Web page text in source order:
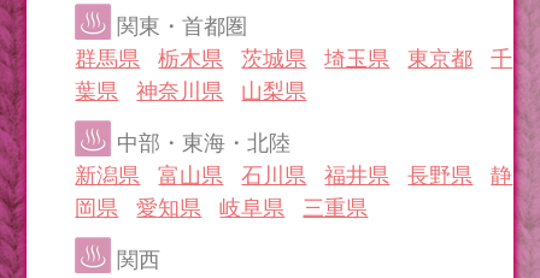
関東・首都圏
群馬県
栃木県 茨城県 埼玉県 東京都
千
葉県
神奈川県 山梨県
中部・東海・北陸
新潟県
富山県 石川県 福井県 長野県
静
岡県
愛知県 岐阜県 三重県
関西